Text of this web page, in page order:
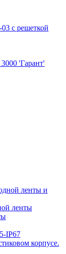
с решеткой
'Гарант'
ленты и
ленты
IP67
корпусе.